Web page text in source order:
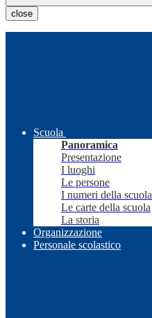
close
Scuola
Panoramica
Presentazione
I luoghi
Le persone
I numeri della scuola
Le carte della scuola
La storia
Organizzazione
Personale scolastico